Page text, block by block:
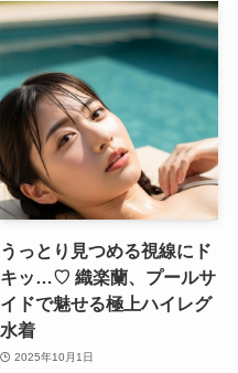
うっとり見つめる視線にド
キッ…♡ 織楽蘭、プールサ
イドで魅せる極上ハイレグ
水着
2025年10月1日